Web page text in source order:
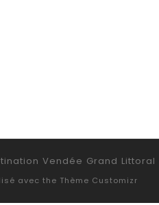
Vendée Grand Littoral
avec the Thème Customizr